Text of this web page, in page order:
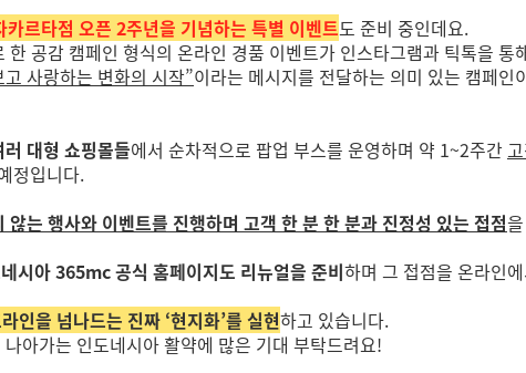
르타점 오픈 2주년을 기념하는 특별 이벤트도 준비 중인데요.
한 공감 캠페인 형식의 온라인 경품 이벤트가 인스타그램과 틱톡을 통
사랑하는 변화의 시작”이라는 메시지를 전달하는 의미 있는 캠페인
대형 쇼핑몰들에서 순차적으로 팝업 부스를 운영하며 약 1~2주간
정입니다.
않는 행사와 이벤트를 진행하며 고객 한 분 한 분과 진정성 있는 접점
시아 365mc 공식 홈페이지도 리뉴얼을 준비하며 그 접점을 온라인
인을 넘나드는 진짜 ‘현지화’를 실현하고 있습니다.
아가는 인도네시아 활약에 많은 기대 부탁드려요!